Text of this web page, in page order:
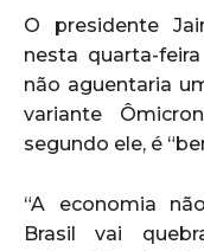
O presidente
nesta quarta-
não aguentaria
variante
segundo ele, é
“A economia
Brasil vai